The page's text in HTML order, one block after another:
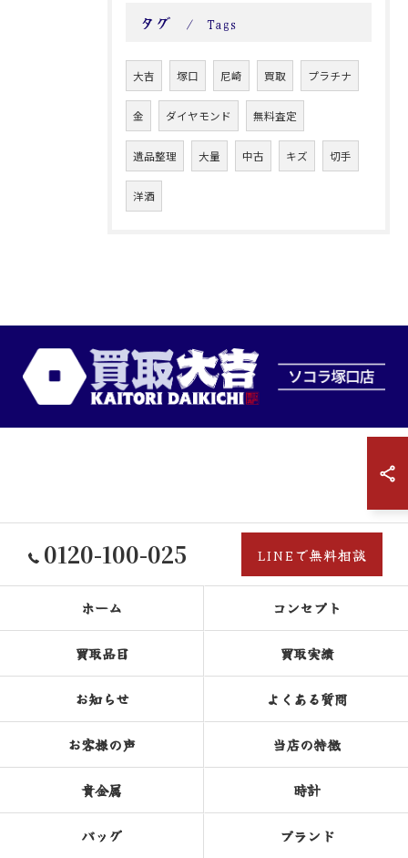
タグ Tags
大吉 塚口 尼崎 買取 プラチナ
金 ダイヤモンド 無料査定
遺品整理 大量 中古 キズ 切手
洋酒
0120-100-025 LINEで無料相談
ホーム コンセプト
買取品目 買取実績
お知らせ よくある質問
お客様の声 当店の特徴
貴金属 時計
バッグ ブランド